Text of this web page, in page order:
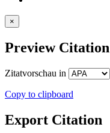
×
Preview Citation
Zitatvorschau in
Copy to clipboard
Export Citation